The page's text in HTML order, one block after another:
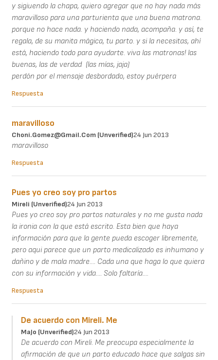
y sigiuendo la chapa, quiero agregar que no hay nada más
maravilloso para una parturienta que una buena matrona.
porque no hace nada. y haciendo nada, acompaña. y así, te
regala, de su manita mágica, tu parto. y si la necesitas, ahí
está, haciendo todo para ayudarte. viva las matronas! las
buenas, las de verdad (las mías, jaja)
perdón por el mensaje desbordado, estoy puérpera
Respuesta
maravilloso
Choni.gomez@gmail.com (unverified)24 Jun 2013
maravilloso
Respuesta
Pues yo creo soy pro partos
Mireli (unverified)24 Jun 2013
Pues yo creo soy pro partos naturales y no me gusta nada
la ironia con la que está escrito. Esta bien que haya
información para que la gente pueda escoger libremente,
pero aqui parece que un parto medicalizado es inhumano y
dañino y de mala madre.... Cada una que haga lo que quiera
con su información y vida.... Solo faltaría....
Respuesta
De acuerdo con Mireli. Me
MaJo (unverified)24 Jun 2013
De acuerdo con Mireli. Me preocupa especialmente la
afirmación de que un parto educado hace que salgas sin